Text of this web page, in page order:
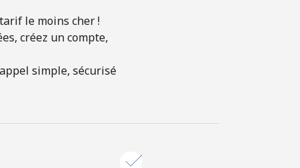
le moins cher !
créez un compte,
simple, sécurisé